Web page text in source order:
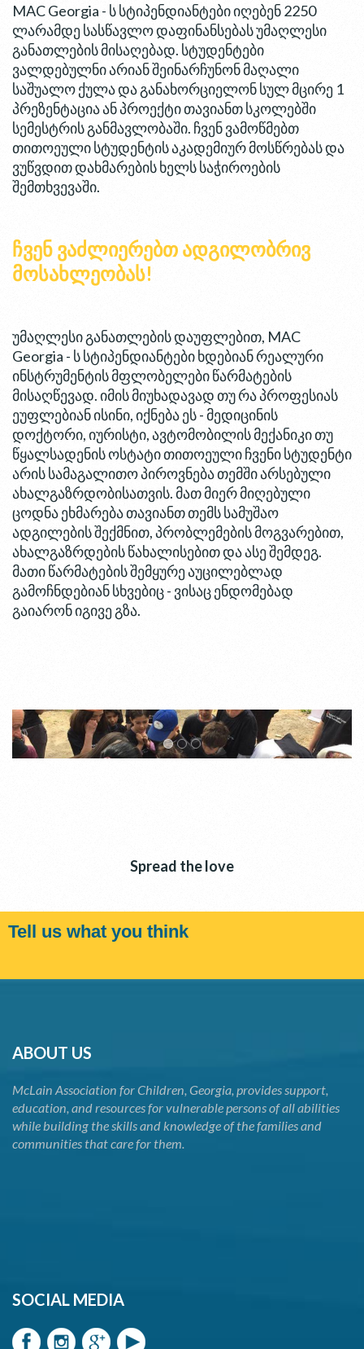
MAC Georgia - ს სტიპენდიანტები იღებენ 2250
ლარამდე სასწავლო დაფინანსებას უმაღლესი
განათლების მისაღებად. სტუდენტები
ვალდებულნი არიან შეინარჩუნონ მაღალი
საშუალო ქულა და განახორციელონ სულ მცირე 1
პრეზენტაცია ან პროექტი თავიანთ სკოლებში
სემესტრის განმავლობაში. ჩვენ ვამოწმებთ
თითოეული სტუდენტის აკადემიურ მოსწრებას და
ვუწვდით დახმარების ხელს საჭიროების
შემთხვევაში.
ჩვენ ვაძლიერებთ ადგილობრივ
მოსახლეობას!
უმაღლესი განათლების დაუფლებით, MAC
Georgia - ს სტიპენდიანტები ხდებიან რეალური
ინსტრუმენტის მფლობელები წარმატების
მისაღწევად. იმის მიუხადავად თუ რა პროფესიას
ეუფლებიან ისინი, იქნება ეს - მედიცინის
დოქტორი, იურისტი, ავტომობილის მექანიკი თუ
წყალსადენის ოსტატი თითოეული ჩვენი სტუდენტი
არის სამაგალითო პიროვნება თემში არსებული
ახალგაზრდობისათვის. მათ მიერ მიღებული
ცოდნა ეხმარება თავიანთ თემს სამუშაო
ადგილების შექმნით, პრობლემების მოგვარებით,
ახალგაზრდების წახალისებით და ასე შემდეგ.
მათი წარმატების შემყურე აუცილებლად
გამოჩნდებიან სხვებიც - ვისაც ენდომებად
გაიარონ იგივე გზა.
Spread the love
Tell us what you think
ABOUT US
McLain Association for Children, Georgia, provides support,
education, and resources for vulnerable persons of all abilities
while building the skills and knowledge of the families and
communities that care for them.
SOCIAL MEDIA